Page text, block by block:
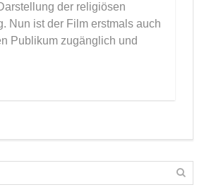
der religiösen
Nun ist der Film erstmals auch
Publikum zugänglich und